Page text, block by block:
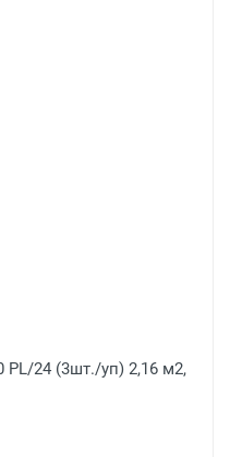
PL/24 (3шт./уп) 2,16 м2,